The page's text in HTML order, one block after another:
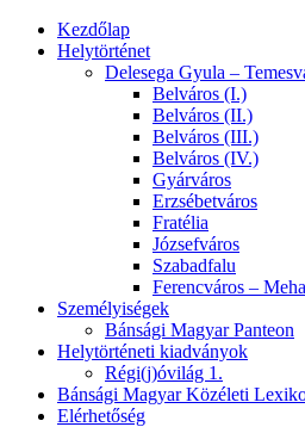
Kezdőlap
Helytörténet
Delesega Gyula –
Belváros (I.)
Belváros (II.)
Belváros (III.)
Belváros (IV.)
Gyárváros
Erzsébetváros
Fratélia
Józsefváros
Szabadfalu
Ferencváros –
Személyiségek
Bánsági Magyar Panteon
Helytörténeti kiadványok
Régi(j)óvilág 1.
Bánsági Magyar Közéleti
Elérhetőség